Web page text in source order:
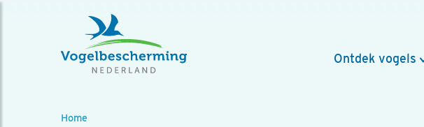
Ontdek vogels
Home